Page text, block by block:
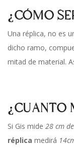
¿CÓMO
Una réplica, no es
dicho ramo,
mitad de material.
¿CUANTO
Si Gis mide 28 cm
réplica medirá